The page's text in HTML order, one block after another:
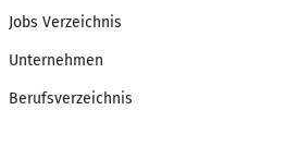
Jobs Verzeichnis
Unternehmen
Berufsverzeichnis